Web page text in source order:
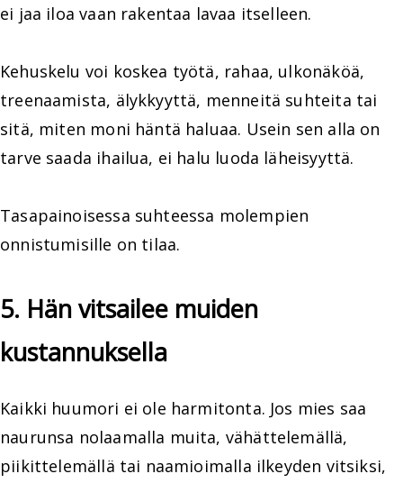
ei jaa iloa vaan rakentaa lavaa itselleen.
Kehuskelu voi koskea työtä, rahaa, ulkonäköä,
treenaamista, älykkyyttä, menneitä suhteita tai
sitä, miten moni häntä haluaa. Usein sen alla on
tarve saada ihailua, ei halu luoda läheisyyttä.
Tasapainoisessa suhteessa molempien
onnistumisille on tilaa.
5. Hän vitsailee muiden
kustannuksella
Kaikki huumori ei ole harmitonta. Jos mies saa
naurunsa nolaamalla muita, vähättelemällä,
piikittelemällä tai naamioimalla ilkeyden vitsiksi,